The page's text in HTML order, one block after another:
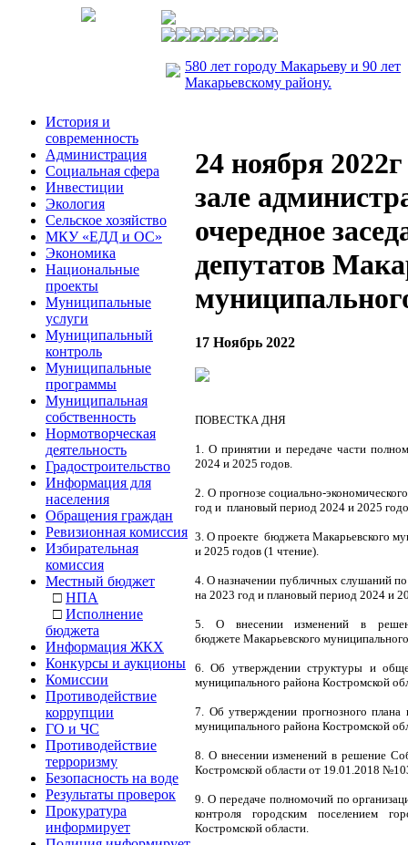
580 лет городу Макарьеву и 90 лет
Макарьевскому району.
История и
современность
Администрация
Социальная сфера
Инвестиции
Экология
Сельское хозяйство
МКУ «ЕДД и ОС»
Экономика
Национальные
проекты
Муниципальные
услуги
Муниципальный
контроль
Муниципальные
программы
Муниципальная
собственность
Нормотворческая
деятельность
Градостроительство
Информация для
населения
Обращения граждан
Ревизионная комиссия
Избирательная
комиссия
Местный бюджет
□ НПА
□ Исполнение
бюджета
Информация ЖКХ
Конкурсы и аукционы
Комиссии
Противодействие
коррупции
ГО и ЧС
Противодействие
терроризму
Безопасность на воде
Результаты проверок
Прокуратура
информирует
24 ноября
зале
очередное
депутатов
17 Ноябрь 2022
ПОВЕСТКА ДНЯ
1. О принятии и передаче части
2024 и 2025 годов.
2. О прогнозе социально-
год и плановый период 2024 и 2025
3. О проекте бюджета Макарьевского
и 2025 годов (1 чтение).
4. О назначении публичных слушаний
на 2023 год и плановый период 2024 и
5. О внесении изменений в
бюджете Макарьевского
6. Об утверждении структуры и
муниципального района Костромской
7. Об утверждении прогнозного плана
муниципального района Костромской
8. О внесении изменений в решение
Костромской области от 19.01.2018
9. О передаче полномочий по
контроля городским поселением
Костромской области.